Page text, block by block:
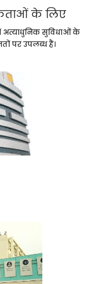
के लिए
अत्याधुनिक सुविधाओं के
पर उपलब्ध हैं।